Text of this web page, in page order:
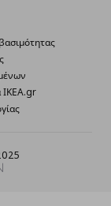
ΙΚΕΑ.gr